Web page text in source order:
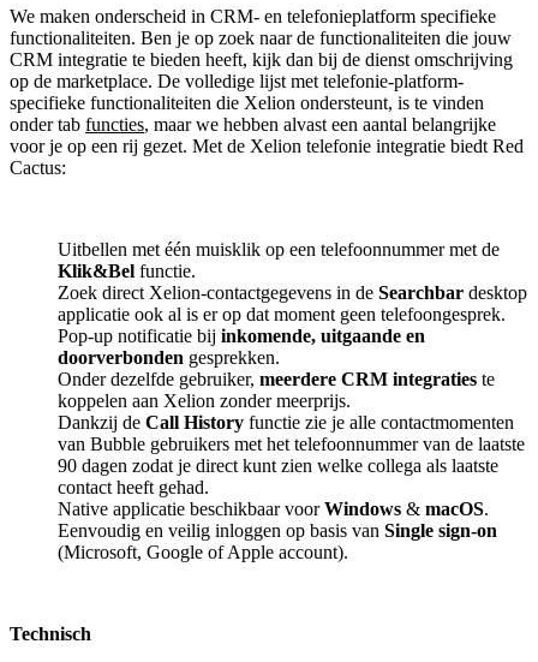
We maken onderscheid in CRM- en telefonieplatform specifieke
functionaliteiten. Ben je op zoek naar de functionaliteiten die jouw
CRM integratie te bieden heeft, kijk dan bij de dienst omschrijving
op de marketplace. De volledige lijst met telefonie-platform-
specifieke functionaliteiten die Xelion ondersteunt, is te vinden
onder tab functies, maar we hebben alvast een aantal belangrijke
voor je op een rij gezet. Met de Xelion telefonie integratie biedt Red
Cactus:
Uitbellen met één muisklik op een telefoonnummer met de
Klik&Bel functie.
Zoek direct Xelion-contactgegevens in de Searchbar desktop
applicatie ook al is er op dat moment geen telefoongesprek.
Pop-up notificatie bij inkomende, uitgaande en
doorverbonden gesprekken.
Onder dezelfde gebruiker, meerdere CRM integraties te
koppelen aan Xelion zonder meerprijs.
Dankzij de Call History functie zie je alle contactmomenten
van Bubble gebruikers met het telefoonnummer van de laatste
90 dagen zodat je direct kunt zien welke collega als laatste
contact heeft gehad.
Native applicatie beschikbaar voorWindows & macOS.
Eenvoudig en veilig inloggen op basis van Single sign-on
(Microsoft, Google of Apple account).
Technisch